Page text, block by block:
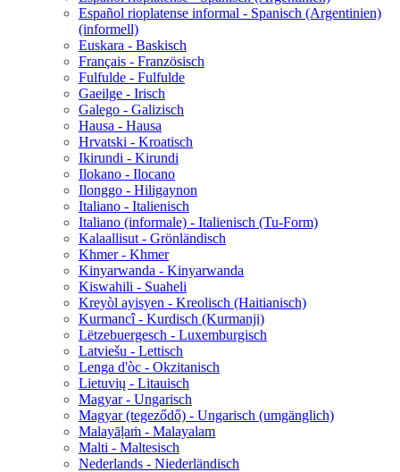
Español rioplatense informal - Spanisch (Argentinien)
(informell)
Euskara - Baskisch
Français - Französisch
Fulfulde - Fulfulde
Gaeilge - Irisch
Galego - Galizisch
Hausa - Hausa
Hrvatski - Kroatisch
Ikirundi - Kirundi
Ilokano - Ilocano
Ilonggo - Hiligaynon
Italiano - Italienisch
Italiano (informale) - Italienisch (Tu-Form)
Kalaallisut - Grönländisch
Khmer - Khmer
Kinyarwanda - Kinyarwanda
Kiswahili - Suaheli
Kreyòl ayisyen - Kreolisch (Haitianisch)
Kurmancî - Kurdisch (Kurmanji)
Lëtzebuergesch - Luxemburgisch
Latviešu - Lettisch
Lenga d'òc - Okzitanisch
Lietuvių - Litauisch
Magyar - Ungarisch
Magyar (tegeződő) - Ungarisch (umgänglich)
Malayāḷaṁ - Malayalam
Malti - Maltesisch
Nederlands - Niederländisch